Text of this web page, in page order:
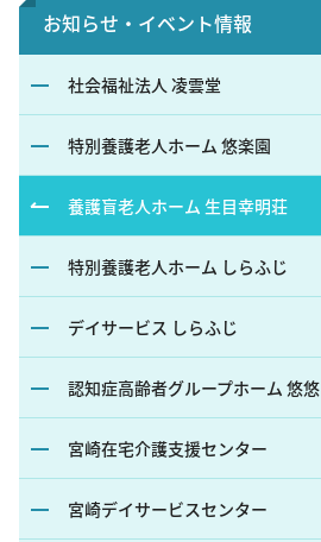
お知らせ・イベント情報
社会福祉法⼈ 凌雲堂
特別養護⽼⼈ホーム 悠楽園
養護盲⽼⼈ホーム ⽣⽬幸明荘
特別養護⽼⼈ホーム しらふじ
デイサービス しらふじ
認知症⾼齢者グループホーム 悠悠
宮崎在宅介護⽀援センター
宮崎デイサービスセンター